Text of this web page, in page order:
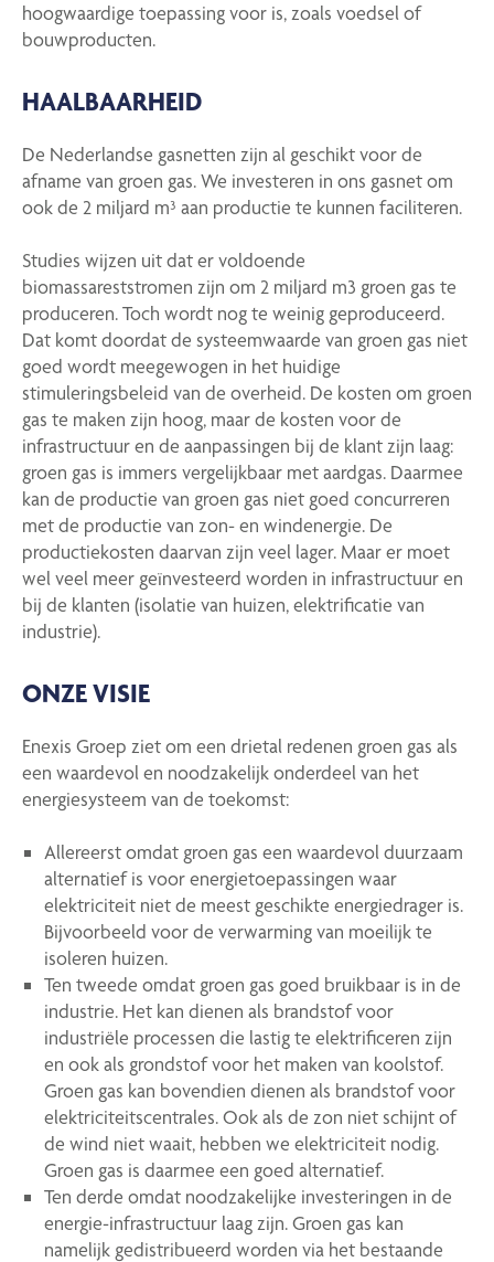
hoogwaardige toepassing voor is, zoals voedsel of
bouwproducten.
HAALBAARHEID
De Nederlandse gasnetten zijn al geschikt voor de
afname van groen gas. We investeren in ons gasnet om
ook de 2 miljard m³ aan productie te kunnen faciliteren.
Studies wijzen uit dat er voldoende
biomassareststromen zijn om 2 miljard m3 groen gas te
produceren. Toch wordt nog te weinig geproduceerd.
Dat komt doordat de systeemwaarde van groen gas niet
goed wordt meegewogen in het huidige
stimuleringsbeleid van de overheid. De kosten om groen
gas te maken zijn hoog, maar de kosten voor de
infrastructuur en de aanpassingen bij de klant zijn laag:
groen gas is immers vergelijkbaar met aardgas. Daarmee
kan de productie van groen gas niet goed concurreren
met de productie van zon- en windenergie. De
productiekosten daarvan zijn veel lager. Maar er moet
wel veel meer geïnvesteerd worden in infrastructuur en
bij de klanten (isolatie van huizen, elektrificatie van
industrie).
ONZE VISIE
Enexis Groep ziet om een drietal redenen groen gas als
een waardevol en noodzakelijk onderdeel van het
energiesysteem van de toekomst:
Allereerst omdat groen gas een waardevol duurzaam
alternatief is voor energietoepassingen waar
elektriciteit niet de meest geschikte energiedrager is.
Bijvoorbeeld voor de verwarming van moeilijk te
isoleren huizen.
Ten tweede omdat groen gas goed bruikbaar is in de
industrie. Het kan dienen als brandstof voor
industriële processen die lastig te elektrificeren zijn
en ook als grondstof voor het maken van koolstof.
Groen gas kan bovendien dienen als brandstof voor
elektriciteitscentrales. Ook als de zon niet schijnt of
de wind niet waait, hebben we elektriciteit nodig.
Groen gas is daarmee een goed alternatief.
Ten derde omdat noodzakelijke investeringen in de
energie-infrastructuur laag zijn. Groen gas kan
namelijk gedistribueerd worden via het bestaande